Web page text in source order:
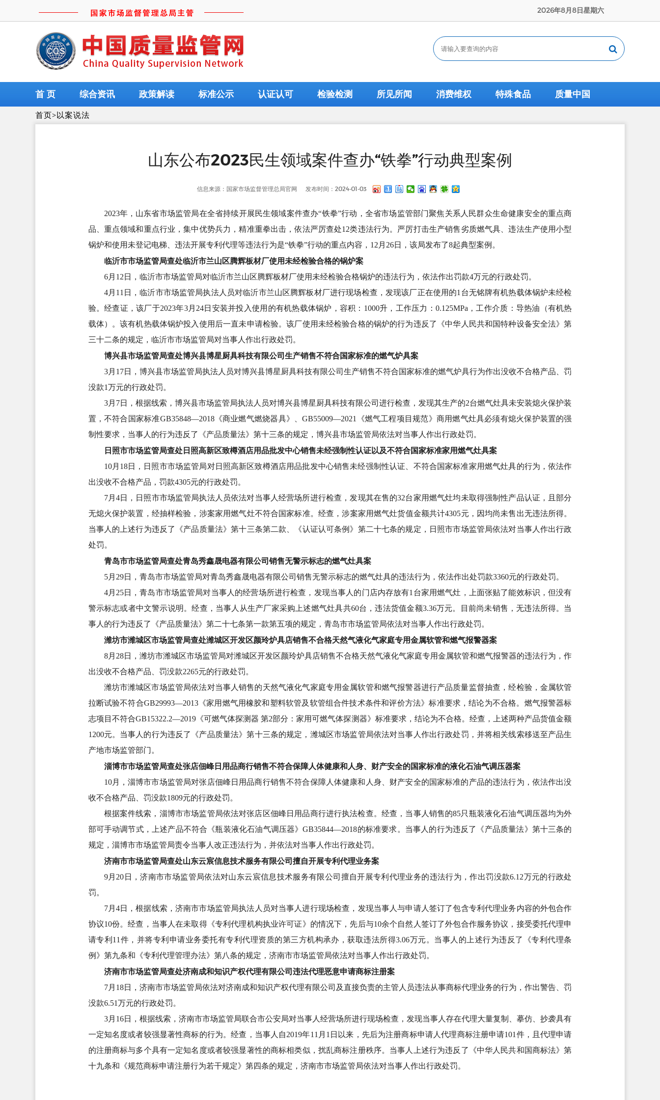
2026年8月8日星期六
首 页 综合资讯 政策解读 标准公示 认证认可 检验检测 所见所闻 消费维权 特殊食品 质量中国
首页>以案说法
山东公布2023民生领域案件查办“铁拳”行动典型案例
信息来源：国家市场监督管理总局官网 发布时间：2024-01-03
2023年，山东省市场监管局在全省持续开展民生领域案件查办“铁拳”行动，全省市场监管部门聚焦关系人民群众生命健康安全的重点商
品、重点领域和重点行业，集中优势兵力，精准重拳出击，依法严厉查处12类违法行为。严厉打击生产销售劣质燃气具、违法生产使用小型
锅炉和使用未登记电梯、违法开展专利代理等违法行为是“铁拳”行动的重点内容，12月26日，该局发布了8起典型案例。
临沂市市场监管局查处临沂市兰山区腾辉板材厂使用未经检验合格的锅炉案
6月12日，临沂市市场监管局对临沂市兰山区腾辉板材厂使用未经检验合格锅炉的违法行为，依法作出罚款4万元的行政处罚。
4月11日，临沂市市场监管局执法人员对临沂市兰山区腾辉板材厂进行现场检查，发现该厂正在使用的1台无铭牌有机热载体锅炉未经检
验。经查证，该厂于2023年3月24日安装并投入使用的有机热载体锅炉，容积：1000升，工作压力：0.125MPa，工作介质：导热油（有机热
载体）。该有机热载体锅炉投入使用后一直未申请检验。该厂使用未经检验合格的锅炉的行为违反了《中华人民共和国特种设备安全法》第
三十二条的规定，临沂市市场监管局对当事人作出行政处罚。
博兴县市场监管局查处博兴县博星厨具科技有限公司生产销售不符合国家标准的燃气炉具案
3月17日，博兴县市场监管局执法人员对博兴县博星厨具科技有限公司生产销售不符合国家标准的燃气炉具行为作出没收不合格产品、罚
没款1万元的行政处罚。
3月7日，根据线索，博兴县市场监管局执法人员对博兴县博星厨具科技有限公司进行检查，发现其生产的2台燃气灶具未安装熄火保护装
置，不符合国家标准GB35848—2018《商业燃气燃烧器具》、GB55009—2021《燃气工程项目规范》商用燃气灶具必须有熄火保护装置的强
制性要求，当事人的行为违反了《产品质量法》第十三条的规定，博兴县市场监管局依法对当事人作出行政处罚。
日照市市场监管局查处日照高新区致樽酒店用品批发中心销售未经强制性认证以及不符合国家标准家用燃气灶具案
10月18日，日照市市场监管局对日照高新区致樽酒店用品批发中心销售未经强制性认证、不符合国家标准家用燃气灶具的行为，依法作
出没收不合格产品，罚款4305元的行政处罚。
7月4日，日照市市场监管局执法人员依法对当事人经营场所进行检查，发现其在售的32台家用燃气灶均未取得强制性产品认证，且部分
无熄火保护装置，经抽样检验，涉案家用燃气灶不符合国家标准。经查，涉案家用燃气灶货值金额共计4305元，因均尚未售出无违法所得。
当事人的上述行为违反了《产品质量法》第十三条第二款、《认证认可条例》第二十七条的规定，日照市市场监管局依法对当事人作出行政
处罚。
青岛市市场监管局查处青岛秀鑫晟电器有限公司销售无警示标志的燃气灶具案
5月29日，青岛市市场监管局对青岛秀鑫晟电器有限公司销售无警示标志的燃气灶具的违法行为，依法作出处罚款3360元的行政处罚。
4月25日，青岛市市场监管局对当事人的经营场所进行检查，发现当事人的门店内存放有1台家用燃气灶，上面张贴了能效标识，但没有
警示标志或者中文警示说明。经查，当事人从生产厂家采购上述燃气灶具共60台，违法货值金额3.36万元。目前尚未销售，无违法所得。当
事人的行为违反了《产品质量法》第二十七条第一款第五项的规定，青岛市市场监管局依法对当事人作出行政处罚。
潍坊市潍城区市场监管局查处潍城区开发区颜玲炉具店销售不合格天然气液化气家庭专用金属软管和燃气报警器案
8月28日，潍坊市潍城区市场监管局对潍城区开发区颜玲炉具店销售不合格天然气液化气家庭专用金属软管和燃气报警器的违法行为，作
出没收不合格产品、罚没款2265元的行政处罚。
潍坊市潍城区市场监管局依法对当事人销售的天然气液化气家庭专用金属软管和燃气报警器进行产品质量监督抽查，经检验，金属软管
拉断试验不符合GB29993—2013《家用燃气用橡胶和塑料软管及软管组合件技术条件和评价方法》标准要求，结论为不合格。燃气报警器标
志项目不符合GB15322.2—2019《可燃气体探测器 第2部分：家用可燃气体探测器》标准要求，结论为不合格。经查，上述两种产品货值金额
1200元。当事人的行为违反了《产品质量法》第十三条的规定，潍城区市场监管局依法对当事人作出行政处罚，并将相关线索移送至产品生
产地市场监管部门。
淄博市市场监管局查处张店佃峰日用品商行销售不符合保障人体健康和人身、财产安全的国家标准的液化石油气调压器案
10月，淄博市市场监管局对张店佃峰日用品商行销售不符合保障人体健康和人身、财产安全的国家标准的产品的违法行为，依法作出没
收不合格产品、罚没款1809元的行政处罚。
根据案件线索，淄博市市场监管局依法对张店区佃峰日用品商行进行执法检查。经查，当事人销售的85只瓶装液化石油气调压器均为外
部可手动调节式，上述产品不符合《瓶装液化石油气调压器》GB35844—2018的标准要求。当事人的行为违反了《产品质量法》第十三条的
规定，淄博市市场监管局责令当事人改正违法行为，并依法对当事人作出行政处罚。
济南市市场监管局查处山东云宸信息技术服务有限公司擅自开展专利代理业务案
9月20日，济南市市场监管局依法对山东云宸信息技术服务有限公司擅自开展专利代理业务的违法行为，作出罚没款6.12万元的行政处
罚。
7月4日，根据线索，济南市市场监管局执法人员对当事人进行现场检查，发现当事人与申请人签订了包含专利代理业务内容的外包合作
协议10份。经查，当事人在未取得《专利代理机构执业许可证》的情况下，先后与10余个自然人签订了外包合作服务协议，接受委托代理申
请专利11件，并将专利申请业务委托有专利代理资质的第三方机构承办，获取违法所得3.06万元。当事人的上述行为违反了《专利代理条
例》第九条和《专利代理管理办法》第八条的规定，济南市市场监管局依法对当事人作出行政处罚。
济南市市场监管局查处济南成和知识产权代理有限公司违法代理恶意申请商标注册案
7月18日，济南市市场监管局依法对济南成和知识产权代理有限公司及直接负责的主管人员违法从事商标代理业务的行为，作出警告、罚
没款6.51万元的行政处罚。
3月16日，根据线索，济南市市场监管局联合市公安局对当事人经营场所进行现场检查，发现当事人存在代理大量复制、摹仿、抄袭具有
一定知名度或者较强显著性商标的行为。经查，当事人自2019年11月1日以来，先后为注册商标申请人代理商标注册申请101件，且代理申请
的注册商标与多个具有一定知名度或者较强显著性的商标相类似，扰乱商标注册秩序。当事人上述行为违反了《中华人民共和国商标法》第
十九条和《规范商标申请注册行为若干规定》第四条的规定，济南市市场监管局依法对当事人作出行政处罚。